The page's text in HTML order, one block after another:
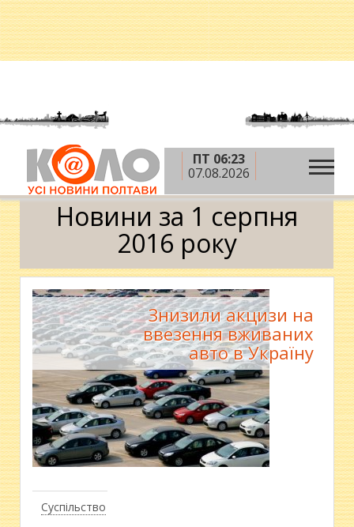
ПТ 06:23
07.08.2026
Головна » 2016 рік » серпень »1 серпня
Календар
Новини за 1 серпня
2016 року
Суспільство
Знизили акцизи на
ввезення вживаних
авто в Україну